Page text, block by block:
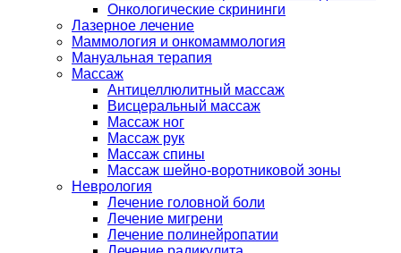
Онкологические скрининги
Лазерное лечение
Маммология и онкомаммология
Мануальная терапия
Массаж
Антицеллюлитный массаж
Висцеральный массаж
Массаж ног
Массаж рук
Массаж спины
Массаж шейно-воротниковой зоны
Неврология
Лечение головной боли
Лечение мигрени
Лечение полинейропатии